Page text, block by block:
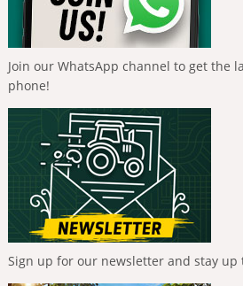
Join our WhatsApp channel to get the
phone!
Sign up for our newsletter and stay up